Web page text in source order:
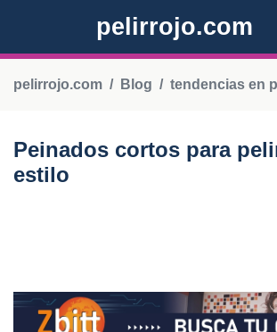
pelirrojo.com
pelirrojo.com Blog tendencias en
Peinados cortos para
estilo